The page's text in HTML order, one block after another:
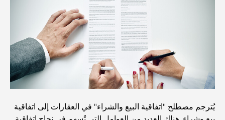
منازل متوافقة مع مبادئ فاستو: دليل عملي لتحقيق التوازن
أفضل شركات تنسيق الحدائق في دبي: تحويل المساحات
الخارجية
أفضل شركات نقل الأثاث في دبي: دليل شامل
يُترجم مصطلح "اتفاقية البيع والشراء" في العقارات إلى اتفاقية